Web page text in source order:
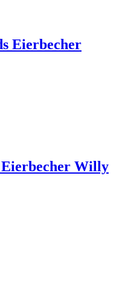
Eierbecher
Willy